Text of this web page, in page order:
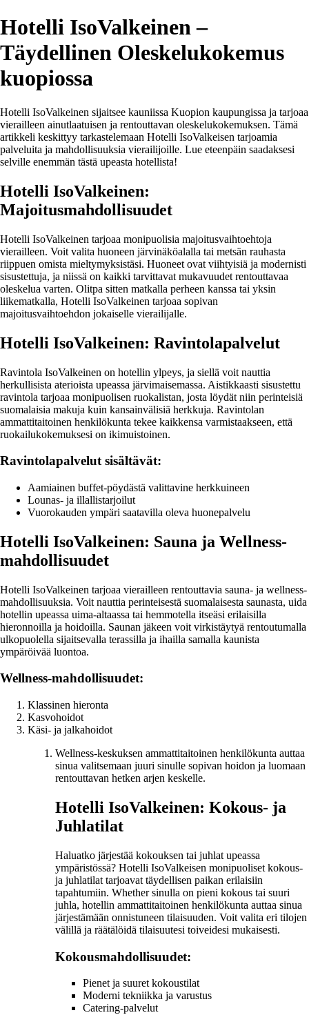
Hotelli IsoValkeinen –
Täydellinen Oleskelukokemus
kuopiossa
Hotelli IsoValkeinen sijaitsee kauniissa Kuopion kaupungissa ja tarjoaa
vierailleen ainutlaatuisen ja rentouttavan oleskelukokemuksen. Tämä
artikkeli keskittyy tarkastelemaan Hotelli IsoValkeisen tarjoamia
palveluita ja mahdollisuuksia vierailijoille. Lue eteenpäin saadaksesi
selville enemmän tästä upeasta hotellista!
Hotelli IsoValkeinen:
Majoitusmahdollisuudet
Hotelli IsoValkeinen tarjoaa monipuolisia majoitusvaihtoehtoja
vierailleen. Voit valita huoneen järvinäköalalla tai metsän rauhasta
riippuen omista mieltymyksistäsi. Huoneet ovat viihtyisiä ja modernisti
sisustettuja, ja niissä on kaikki tarvittavat mukavuudet rentouttavaa
oleskelua varten. Olitpa sitten matkalla perheen kanssa tai yksin
liikematkalla, Hotelli IsoValkeinen tarjoaa sopivan
majoitusvaihtoehdon jokaiselle vierailijalle.
Hotelli IsoValkeinen: Ravintolapalvelut
Ravintola IsoValkeinen on hotellin ylpeys, ja siellä voit nauttia
herkullisista aterioista upeassa järvimaisemassa. Aistikkaasti sisustettu
ravintola tarjoaa monipuolisen ruokalistan, josta löydät niin perinteisiä
suomalaisia makuja kuin kansainvälisiä herkkuja. Ravintolan
ammattitaitoinen henkilökunta tekee kaikkensa varmistaakseen, että
ruokailukokemuksesi on ikimuistoinen.
Ravintolapalvelut sisältävät:
Aamiainen buffet-pöydästä valittavine herkkuineen
Lounas- ja illallistarjoilut
Vuorokauden ympäri saatavilla oleva huonepalvelu
Hotelli IsoValkeinen: Sauna ja Wellness-
mahdollisuudet
Hotelli IsoValkeinen tarjoaa vierailleen rentouttavia sauna- ja wellness-
mahdollisuuksia. Voit nauttia perinteisestä suomalaisesta saunasta, uida
hotellin upeassa uima-altaassa tai hemmotella itseäsi erilaisilla
hieronnoilla ja hoidoilla. Saunan jäkeen voit virkistäytyä rentoutumalla
ulkopuolella sijaitsevalla terassilla ja ihailla samalla kaunista
ympäröivää luontoa.
Wellness-mahdollisuudet:
Klassinen hieronta
Kasvohoidot
Käsi- ja jalkahoidot
Wellness-keskuksen ammattitaitoinen henkilökunta auttaa
sinua valitsemaan juuri sinulle sopivan hoidon ja luomaan
rentouttavan hetken arjen keskelle.
Hotelli IsoValkeinen: Kokous- ja
Juhlatilat
Haluatko järjestää kokouksen tai juhlat upeassa
ympäristössä? Hotelli IsoValkeisen monipuoliset kokous-
ja juhlatilat tarjoavat täydellisen paikan erilaisiin
tapahtumiin. Whether sinulla on pieni kokous tai suuri
juhla, hotellin ammattitaitoinen henkilökunta auttaa sinua
järjestämään onnistuneen tilaisuuden. Voit valita eri tilojen
välillä ja räätälöidä tilaisuutesi toiveidesi mukaisesti.
Kokousmahdollisuudet:
Pienet ja suuret kokoustilat
Moderni tekniikka ja varustus
Catering-palvelut